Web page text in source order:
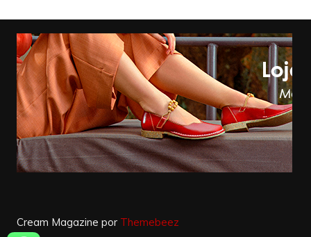
Cream Magazine por Themebeez